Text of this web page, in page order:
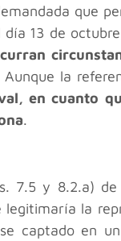
que
día 13 de
Aunque la
en cuanto
.
7.5 y 8.2.a)
la
captado en